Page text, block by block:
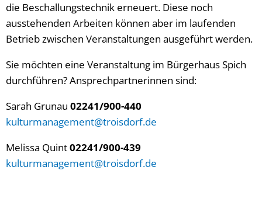
die Beschallungstechnik erneuert. Diese noch
ausstehenden Arbeiten können aber im laufenden
Betrieb zwischen Veranstaltungen ausgeführt werden.
Sie möchten eine Veranstaltung im Bürgerhaus Spich
durchführen? Ansprechpartnerinnen sind:
Sarah Grunau 02241/900-440
kulturmanagement@troisdorf.de
Melissa Quint02241/900-439
kulturmanagement@troisdorf.de